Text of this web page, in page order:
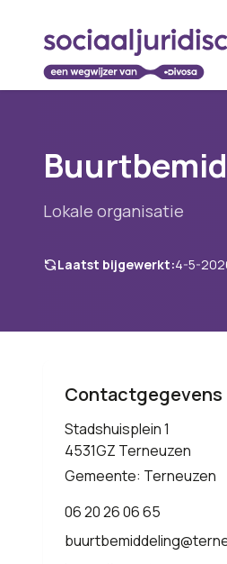
Lokale organisatie
Laatst bijgewerkt:4-5-
Contactgegevens
Stadshuisplein 1
4531GZ Terneuzen
Gemeente: Terneuzen
06 20 26 06 65